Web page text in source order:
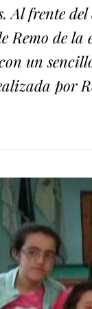
Al frente
Remo de
un
por